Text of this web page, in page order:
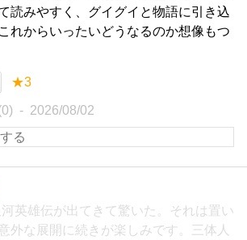
読みやすく、グイグイと物語に引き込
れからいったいどうなるのか想像もつ
★3
2026/08/02
河英雄伝が出てきて驚いた。それは置い
外な展開に続きが楽しみです。三体人